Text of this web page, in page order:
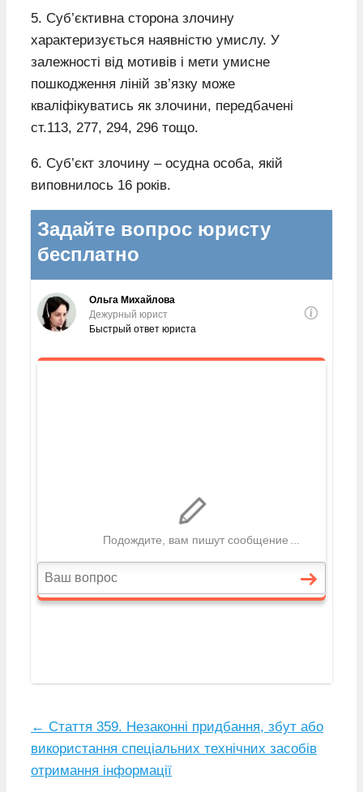
5. Суб’єктивна сторона злочину
характеризується наявністю умислу. У
залежності від мотивів і мети умисне
пошкодження ліній зв’язку може
кваліфікуватись як злочини, передбачені
ст.113, 277, 294, 296 тощо.
6. Суб’єкт злочину – осудна особа, якій
виповнилось 16 років.
← Стаття 359. Незаконні придбання, збут або
використання спеціальних технічних засобів
отримання інформації